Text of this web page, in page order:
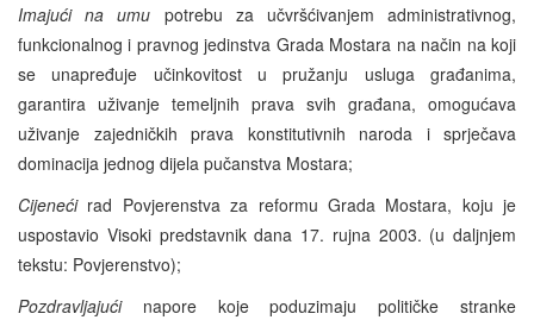
Imajući na umu potrebu za učvršćivanjem administrativnog,
funkcionalnog i pravnog jedinstva Grada Mostara na način na koji
se unapređuje učinkovitost u pružanju usluga građanima,
garantira uživanje temeljnih prava svih građana, omogućava
uživanje zajedničkih prava konstitutivnih naroda i sprječava
dominacija jednog dijela pučanstva Mostara;
Cijeneći rad Povjerenstva za reformu Grada Mostara, koju je
uspostavio Visoki predstavnik dana 17. rujna 2003. (u daljnjem
tekstu: Povjerenstvo);
Pozdravljajući napore koje poduzimaju političke stranke